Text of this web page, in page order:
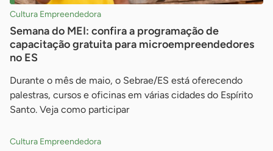
Cultura Empreendedora
Semana do MEI: confira a programação de
capacitação gratuita para microempreendedores
no ES
Durante o mês de maio, o Sebrae/ES está oferecendo
palestras, cursos e oficinas em várias cidades do Espírito
Santo. Veja como participar
Cultura Empreendedora